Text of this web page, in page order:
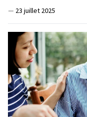
— 23 juillet 2025